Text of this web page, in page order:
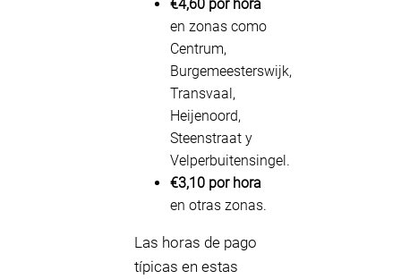
€4,60 por hora
en zonas como
Centrum,
Burgemeesterswijk,
Transvaal,
Heijenoord,
Steenstraat y
Velperbuitensingel.
€3,10 por hora
en otras zonas.
Las horas de pago
típicas en estas